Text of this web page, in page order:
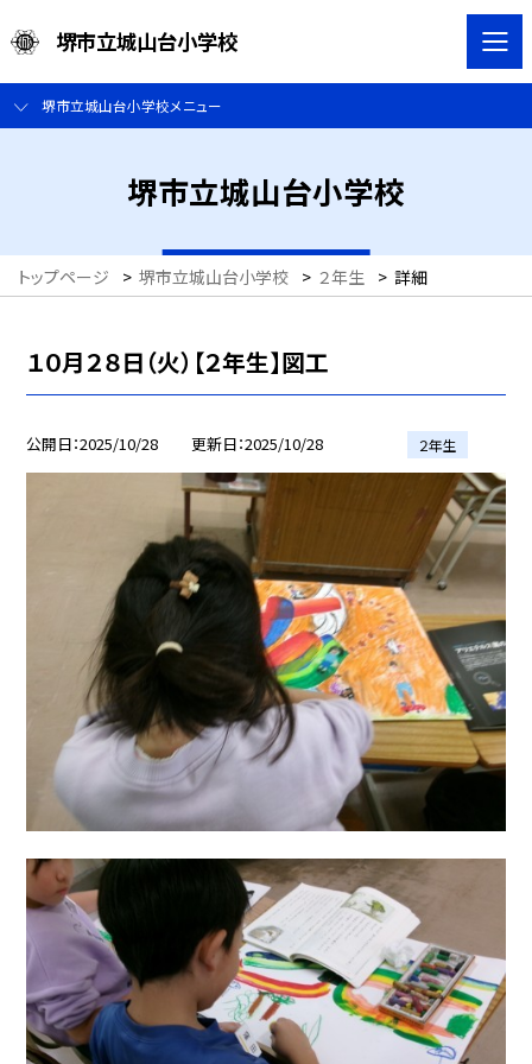
堺市立城山台小学校
堺市立城山台小学校メニュー
堺市立城山台小学校
トップページ > 堺市立城山台小学校 > ２年生 > 詳細
１０月２８日（火）【２年生】図工
公開日 2025/10/28 更新日 2025/10/28 ２年生